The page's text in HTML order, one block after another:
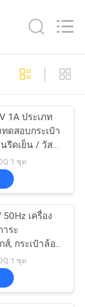
ล
397
ณ์
153
าระ
1A ประเภท
ทดสอบกระเป๋า
รีดเย็น / วัสดุ
ชุด
เครื่อง
ระ
ส์, กระเป๋าล้อ
งทดสอบ
ชุด